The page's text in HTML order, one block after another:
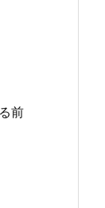
前